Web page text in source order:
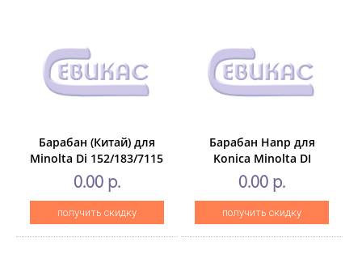
Барабан (Китай) для
Minolta Di 152/183/7115
0.00 р.
получить скидку
Барабан Hanp для
Konica Minolta DI
152/Bizhub 162
0.00 р.
получить скидку